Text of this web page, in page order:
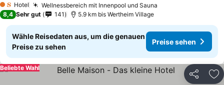
1 SterneHotel Wellnessbereich mit Innenpool und Sauna
8,4 Sehr gut 141 5.9 km bis Wertheim Village
Wähle Reisedaten aus, um die genauen
Preise zu sehen
Preise sehen
Teilen
Beliebte Wahl